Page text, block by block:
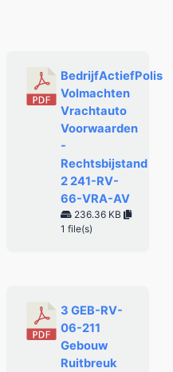
BedrijfActiefPolis
Volmachten
Vrachtauto
Voorwaarden
-
Rechtsbijstand
2 241-RV-
66-VRA-AV
236.36 KB
1 file(s)
3 GEB-RV-
06-211
Gebouw
Ruitbreuk